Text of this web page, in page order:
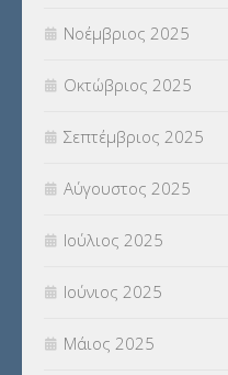
ΥΠΕΡΑΡΙΘΜΟΙ(1)
ΥΠΟΤΡΟΦΙΕΣ(28)
ΦΥΣΙΚΗ ΑΓΩΓΗ(692)
Χωρίς κατηγορία
Νοέμβριος 2025
Οκτώβριος 2025
Σεπτέμβριος 2025
Αύγουστος 2025
Ιούλιος 2025
Ιούνιος 2025
Μάιος 2025